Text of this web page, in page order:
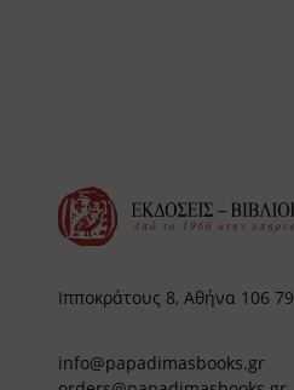
Ιπποκράτους 8, Αθήνα 106 79
info@papadimasbooks.gr